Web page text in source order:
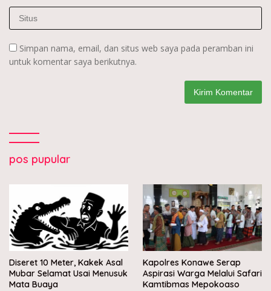
Simpan nama, email, dan situs web saya pada peramban ini
untuk komentar saya berikutnya.
pos pupular
Diseret 10 Meter, Kakek Asal
Mubar Selamat Usai Menusuk
Mata Buaya
Kapolres Konawe Serap
Aspirasi Warga Melalui Safari
Kamtibmas Mepokoaso